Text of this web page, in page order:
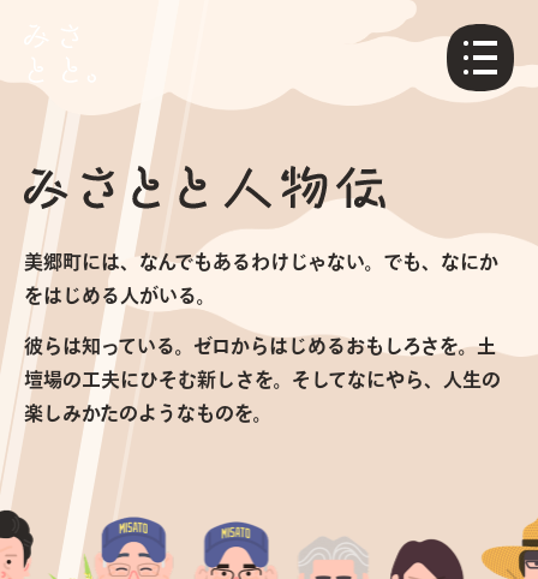
メニ
美郷町には、なんでもあるわけじゃない。でも、なにか
をはじめる人がいる。
彼らは知っている。ゼロからはじめるおもしろさを。土
壇場の工夫にひそむ新しさを。そしてなにやら、人生の
楽しみかたのようなものを。